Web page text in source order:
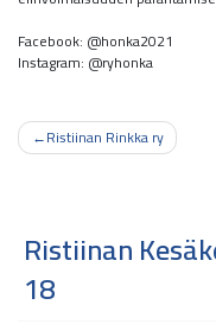
Facebook: @honka2021
Instagram: @ryhonka
Artikkelien
Ristiinan Rinkka ry
Ristiinan
18